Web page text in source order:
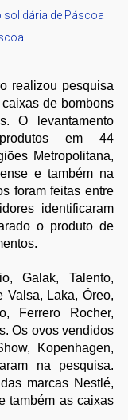
solidária de Páscoa
realizou pesquisa
de bombons
O levantamento
em 44
Metropolitana,
e também na
foram feitas entre
identificaram
o produto de
Galak, Talento,
Valsa, Laka, Óreo,
Ferrero Rocher,
Os ovos vendidos
Kopenhagen,
na pesquisa.
marcas Nestlé,
também as caixas